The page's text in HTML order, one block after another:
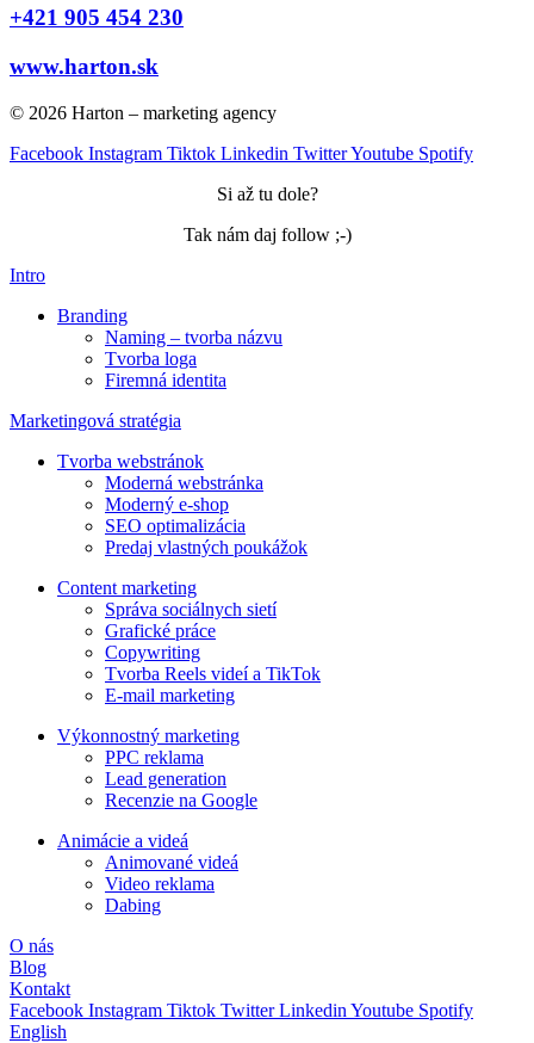
+421 905 454 230
www.harton.sk
© 2026 Harton – marketing agency
Facebook Instagram Tiktok Linkedin TwitterYoutube Spotify
Si až tu dole?
Tak nám daj follow ;-)
Intro
Branding
Naming – tvorba názvu
Tvorba loga
Firemná identita
Marketingová stratégia
Tvorba webstránok
Moderná webstránka
Moderný e-shop
SEO optimalizácia
Predaj vlastných poukážok
Content marketing
Správa sociálnych sietí
Grafické práce
Copywriting
Tvorba Reels videí a TikTok
E-mail marketing
Výkonnostný marketing
PPC reklama
Lead generation
Recenzie na Google
Animácie a videá
Animované videá
Video reklama
Dabing
O nás
Blog
Kontakt
Facebook Instagram Tiktok Twitter Linkedin Youtube Spotify
English